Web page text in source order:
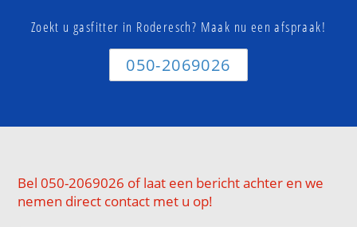
Zoekt u gasfitter in Roderesch? Maak nu een afspraak!
050-2069026
Bel 050-2069026 of laat een bericht achter en we
nemen direct contact met u op!